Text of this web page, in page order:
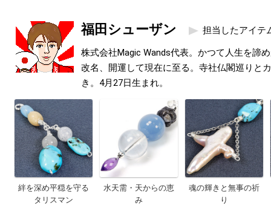
福田シューザン 担当したアイテ
株式会社Magic Wands代表。かつて人生を諦
改名、開運して現在に至る。寺社仏閣巡りと
き。4月27日生まれ。
絆を深め平穏を守る
タリスマン
水天需・天からの恵
み
魂の輝きと無事の祈
り